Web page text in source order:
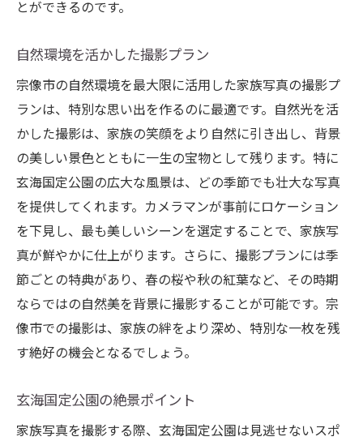
とができるのです。
自然環境を活かした撮影プラン
宗像市の自然環境を最大限に活用した家族写真の撮影プ
ランは、特別な思い出を作るのに最適です。自然光を活
かした撮影は、家族の笑顔をより自然に引き出し、背景
の美しい景色とともに一生の宝物として残ります。特に
玄海国定公園の広大な風景は、どの季節でも壮大な写真
を提供してくれます。カメラマンが事前にロケーション
を下見し、最も美しいシーンを選定することで、家族写
真が鮮やかに仕上がります。さらに、撮影プランには季
節ごとの特典があり、春の桜や秋の紅葉など、その時期
ならではの自然美を背景に撮影することが可能です。宗
像市での撮影は、家族の絆をより深め、特別な一枚を残
す絶好の機会となるでしょう。
玄海国定公園の絶景ポイント
家族写真を撮影する際、玄海国定公園は見逃せないスポ